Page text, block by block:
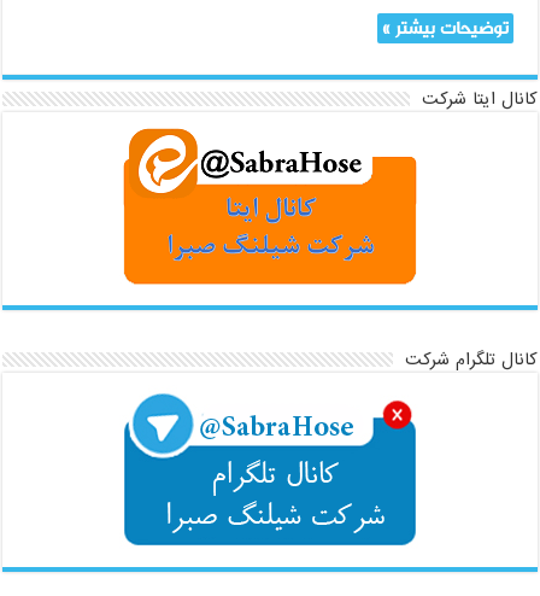
توضیحات بیشتر »
کانال ایتا شرکت
کانال تلگرام شرکت